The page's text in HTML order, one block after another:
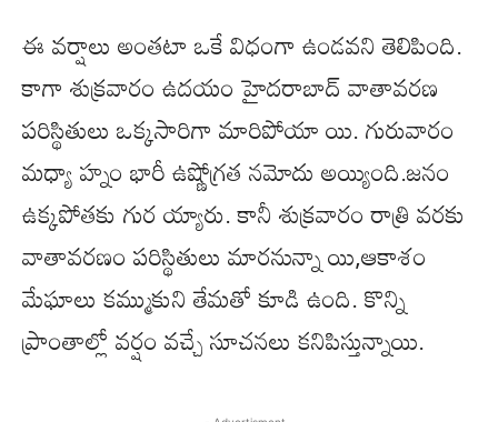
ఈ వర్షాలు అంతటా ఒకే విధంగా ఉండవని తెలిపింది.
కాగా శుక్రవారం ఉదయం హైదరాబాద్ వాతావరణ
పరిస్థితులు ఒక్కసారిగా మారిపోయా యి. గురువారం
మధ్యా హ్నం భారీ ఉష్ణోగ్రత నమోదు అయ్యింది.జనం
ఉక్కపోతకు గుర య్యారు. కానీ శుక్రవారం రాత్రి వరకు
వాతావరణం పరిస్థితులు మారనున్నా యి,ఆకాశం
మేఘాలు కమ్ముకుని తేమతో కూడి ఉంది. కొన్ని
ప్రాంతాల్లో వర్షం వచ్చే సూచనలు కనిపిస్తున్నాయి.